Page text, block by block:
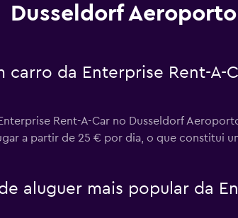
Dusseldorf
carro da Enterprise Rent-
Rent-A-Car no Dusseldorf
a partir de 25 € por dia, o que constitui
aluguer mais popular da